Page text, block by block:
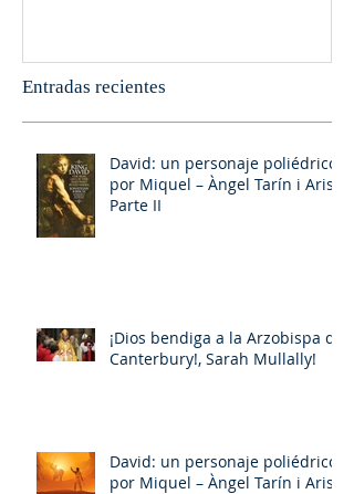
Entradas recientes
David: un personaje poliédrico,
por Miquel – Àngel Tarín i Arisó
Parte II
¡Dios bendiga a la Arzobispa de
Canterbury!, Sarah Mullally!
David: un personaje poliédrico,
por Miquel – Àngel Tarín i Arisó